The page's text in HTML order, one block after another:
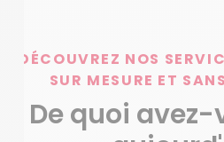
DÉCOUVREZ NOS
SUR MESURE ET
De quoi avez-